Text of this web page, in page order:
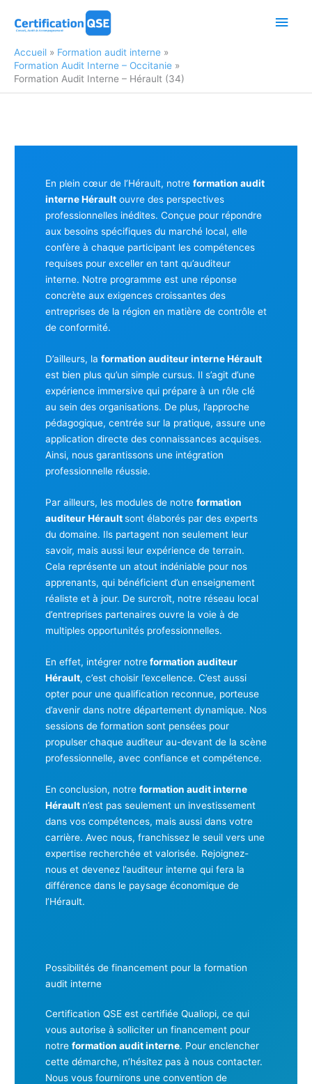
Accueil
Formation audit interne
Formation Audit Interne – Occitanie
Formation Audit Interne – Hérault (34)
En plein cœur de l’Hérault, notre formation audit
interne Héraultouvre des perspectives
professionnelles inédites. Conçue pour répondre
aux besoins spécifiques du marché local, elle
confère à chaque participant les compétences
requises pour exceller en tant qu’auditeur
interne. Notre programme est une réponse
concrète aux exigences croissantes des
entreprises de la région en matière de contrôle et
de conformité.
D’ailleurs, la formation auditeur interne Hérault
est bien plus qu’un simple cursus. Il s’agit d’une
expérience immersive qui prépare à un rôle clé
au sein des organisations. De plus, l’approche
pédagogique, centrée sur la pratique, assure une
application directe des connaissances acquises.
Ainsi, nous garantissons une intégration
professionnelle réussie.
Par ailleurs, les modules de notre formation
auditeur Héraultsont élaborés par des experts
du domaine. Ils partagent non seulement leur
savoir, mais aussi leur expérience de terrain.
Cela représente un atout indéniable pour nos
apprenants, qui bénéficient d’un enseignement
réaliste et à jour. De surcroît, notre réseau local
d’entreprises partenaires ouvre la voie à de
multiples opportunités professionnelles.
En effet, intégrer notreformation auditeur
Hérault, c’est choisir l’excellence. C’est aussi
opter pour une qualification reconnue, porteuse
d’avenir dans notre département dynamique. Nos
sessions de formation sont pensées pour
propulser chaque auditeur au-devant de la scène
professionnelle, avec confiance et compétence.
En conclusion, notre formation audit interne
Hérault n’est pas seulement un investissement
dans vos compétences, mais aussi dans votre
carrière. Avec nous, franchissez le seuil vers une
expertise recherchée et valorisée. Rejoignez-
nous et devenez l’auditeur interne qui fera la
différence dans le paysage économique de
l’Hérault.
Possibilités de financement pour la formation
audit interne
Certification QSE est certifiée Qualiopi, ce qui
vous autorise à solliciter un financement pour
notre formation audit interne. Pour enclencher
cette démarche, n’hésitez pas à nous contacter.
Nous vous fournirons une convention de